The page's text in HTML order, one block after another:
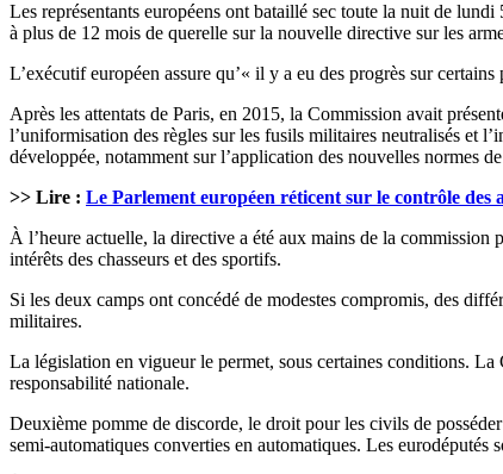
Les représentants européens ont bataillé sec toute la nuit de
à plus de 12 mois de querelle sur la nouvelle directive sur les
L’exécutif européen assure qu’« il y a eu des progrès sur
Après les attentats de Paris, en 2015, la Commission avait
l’uniformisation des règles sur les fusils militaires neutralisés et
développée, notamment sur l’application des nouvelles normes
>> Lire : Le Parlement européen réticent sur le contrôle des
À l’heure actuelle, la directive a été aux mains de la
intérêts des chasseurs et des sportifs.
Si les deux camps ont concédé de modestes compromis, des
militaires.
La législation en vigueur le permet, sous certaines conditions.
responsabilité nationale.
Deuxième pomme de discorde, le droit pour les civils de
semi-automatiques converties en automatiques. Les